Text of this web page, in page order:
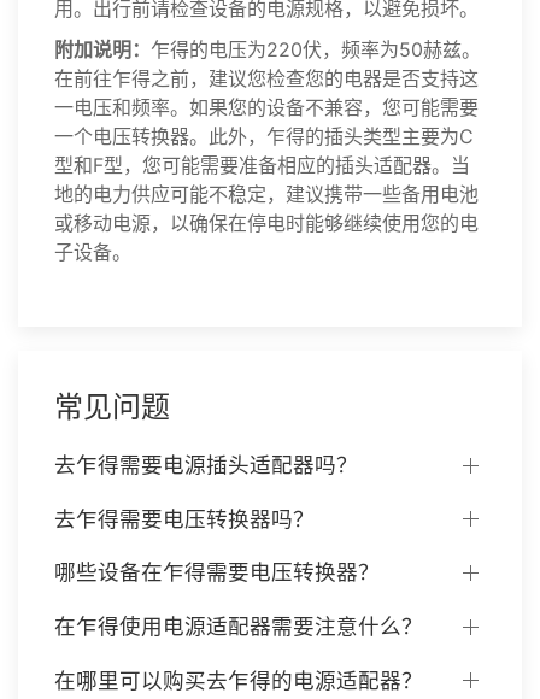
用。出行前请检查设备的电源规格，以避免损坏。
附加说明： 乍得的电压为220伏，频率为50赫兹。
在前往乍得之前，建议您检查您的电器是否支持这
一电压和频率。如果您的设备不兼容，您可能需要
一个电压转换器。此外，乍得的插头类型主要为C
型和F型，您可能需要准备相应的插头适配器。当
地的电力供应可能不稳定，建议携带一些备用电池
或移动电源，以确保在停电时能够继续使用您的电
子设备。
常见问题
去乍得需要电源插头适配器吗？
去乍得需要电压转换器吗？
哪些设备在乍得需要电压转换器？
在乍得使用电源适配器需要注意什么？
在哪里可以购买去乍得的电源适配器？